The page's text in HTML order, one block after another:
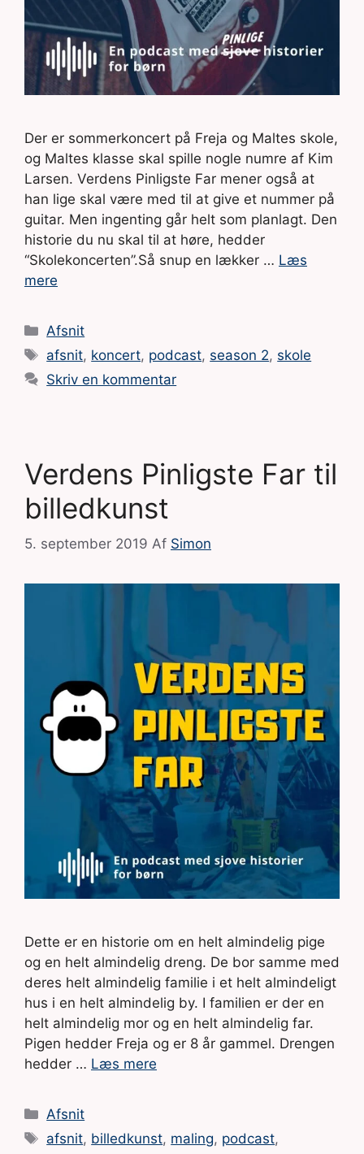
Der er sommerkoncert på Freja og Maltes skole,
og Maltes klasse skal spille nogle numre af Kim
Larsen. Verdens Pinligste Far mener også at
han lige skal være med til at give et nummer på
guitar. Men ingenting går helt som planlagt. Den
historie du nu skal til at høre, hedder
“Skolekoncerten”.Så snup en lækker … Læs
mere
Kategorier
Afsnit
Tags
afsnit, koncert, podcast, season 2, skole
Skriv en kommentar
Verdens Pinligste Far til
billedkunst
5. september 2019 Af Simon
Dette er en historie om en helt almindelig pige
og en helt almindelig dreng. De bor samme med
deres helt almindelig familie i et helt almindeligt
hus i en helt almindelig by. I familien er der en
helt almindelig mor og en helt almindelig far.
Pigen hedder Freja og er 8 år gammel. Drengen
hedder … Læs mere
Kategorier
Afsnit
Tags
afsnit, billedkunst, maling, podcast,